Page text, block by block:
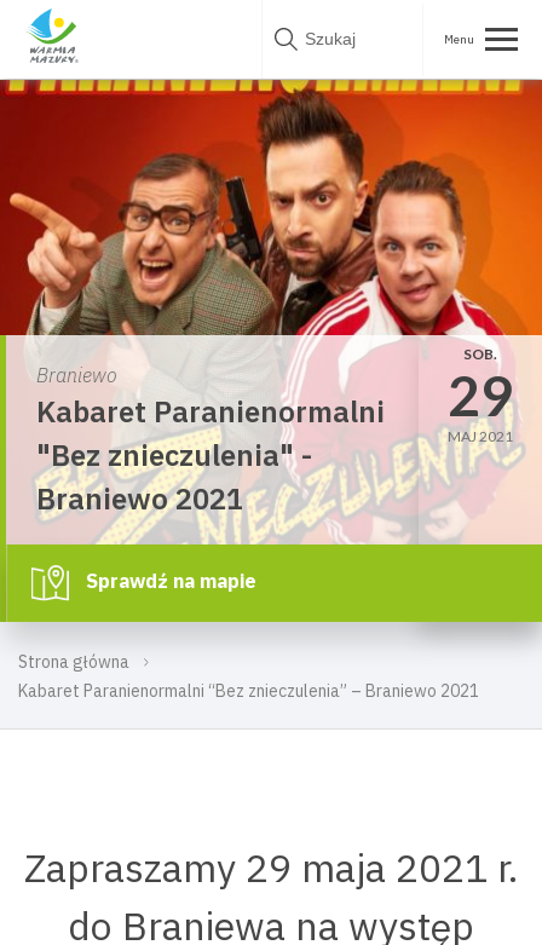
Skip
Strona główna
Kabaret Paranienormalni “Bez znieczulenia” – Braniewo 2021
Braniewo
Kabaret Paranienormalni
"Bez znieczulenia" -
Braniewo 2021
SOB.
29
MAJ 2021
Sprawdź na mapie
Zapraszamy 29 maja 2021 r.
do Braniewa na występ